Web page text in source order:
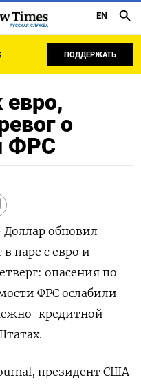
РУССКАЯ СЛУЖБА
EN
ПОДДЕРЖАТЬ
евро,
о
ФРС
обновил
паре с евро и
опасения по
ФРС ослабили
кредитной
президент США